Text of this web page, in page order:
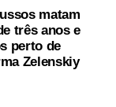
matam
três anos e
perto de
Zelenskiy